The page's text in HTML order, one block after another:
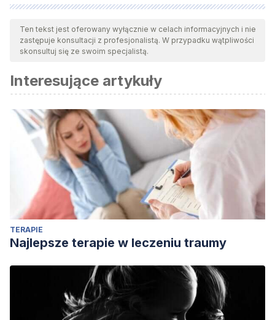
Wszystkie cytowane źródła zostały gruntownie
przeanalizowane przez nasz zespół w celu zapewnienia ich
jakości, wiarygodności, aktualności i ważności. Bibliografia
względem naukowym lub akademickim.
Ochagavía Toledo, M. (2010).Politeía — La República de
Platón como obra de la filosofía. Disponible en
http://repositorio.uchile.cl/handle/2250/108657
Ten tekst jest oferowany wyłącznie w celach informacyjnych i nie
zastępuje konsultacji z profesjonalistą. W przypadku wątpliwości
skonsultuj się ze swoim specjalistą.
Interesujące artykuły
TERAPIE
Najlepsze terapie w leczeniu traumy